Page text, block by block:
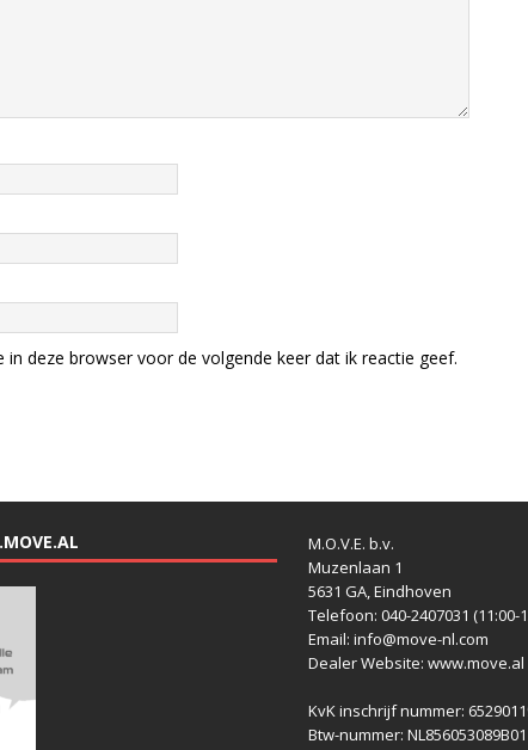
deze browser voor de volgende keer dat ik reactie geef.
M.O.V.E. b.v.
Muzenlaan 1
5631 GA, Eindhoven
Telefoon: 040-2407031 (11:00-
Email: info@move-nl.com
Dealer Website: www.move.al
KvK inschrijf nummer:
Btw-nummer: NL856053089B01